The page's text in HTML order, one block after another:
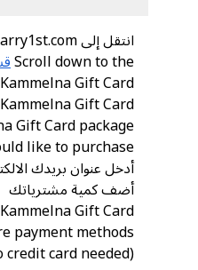
انتقل إلى shop.carry1st.com
Scroll down to theقسائم
Kammelna Gift Card
Kammelna Gift Card
Gift Card package
would like to purchase
أدخل عنوان بريدك الالكتروني
أضف كمية مشترياتك
Kammelna Gift Card
payment methods
(no credit card needed)